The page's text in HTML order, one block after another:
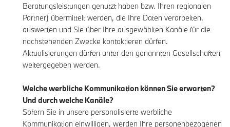
Beratungsleistungen genutzt haben bzw. Ihren regionalen
Partner) übermittelt werden, die Ihre Daten verarbeiten,
auswerten und Sie über Ihre ausgewählten Kanäle für die
nachstehenden Zwecke kontaktieren dürfen.
Aktualisierungen dürfen unter den genannten Gesellschaften
weitergegeben werden.
Welche werbliche Kommunikation können Sie erwarten?
Und durch welche Kanäle?
Sofern Sie in unsere personalisierte werbliche
Kommunikation einwilligen, werden Ihre personenbezogenen